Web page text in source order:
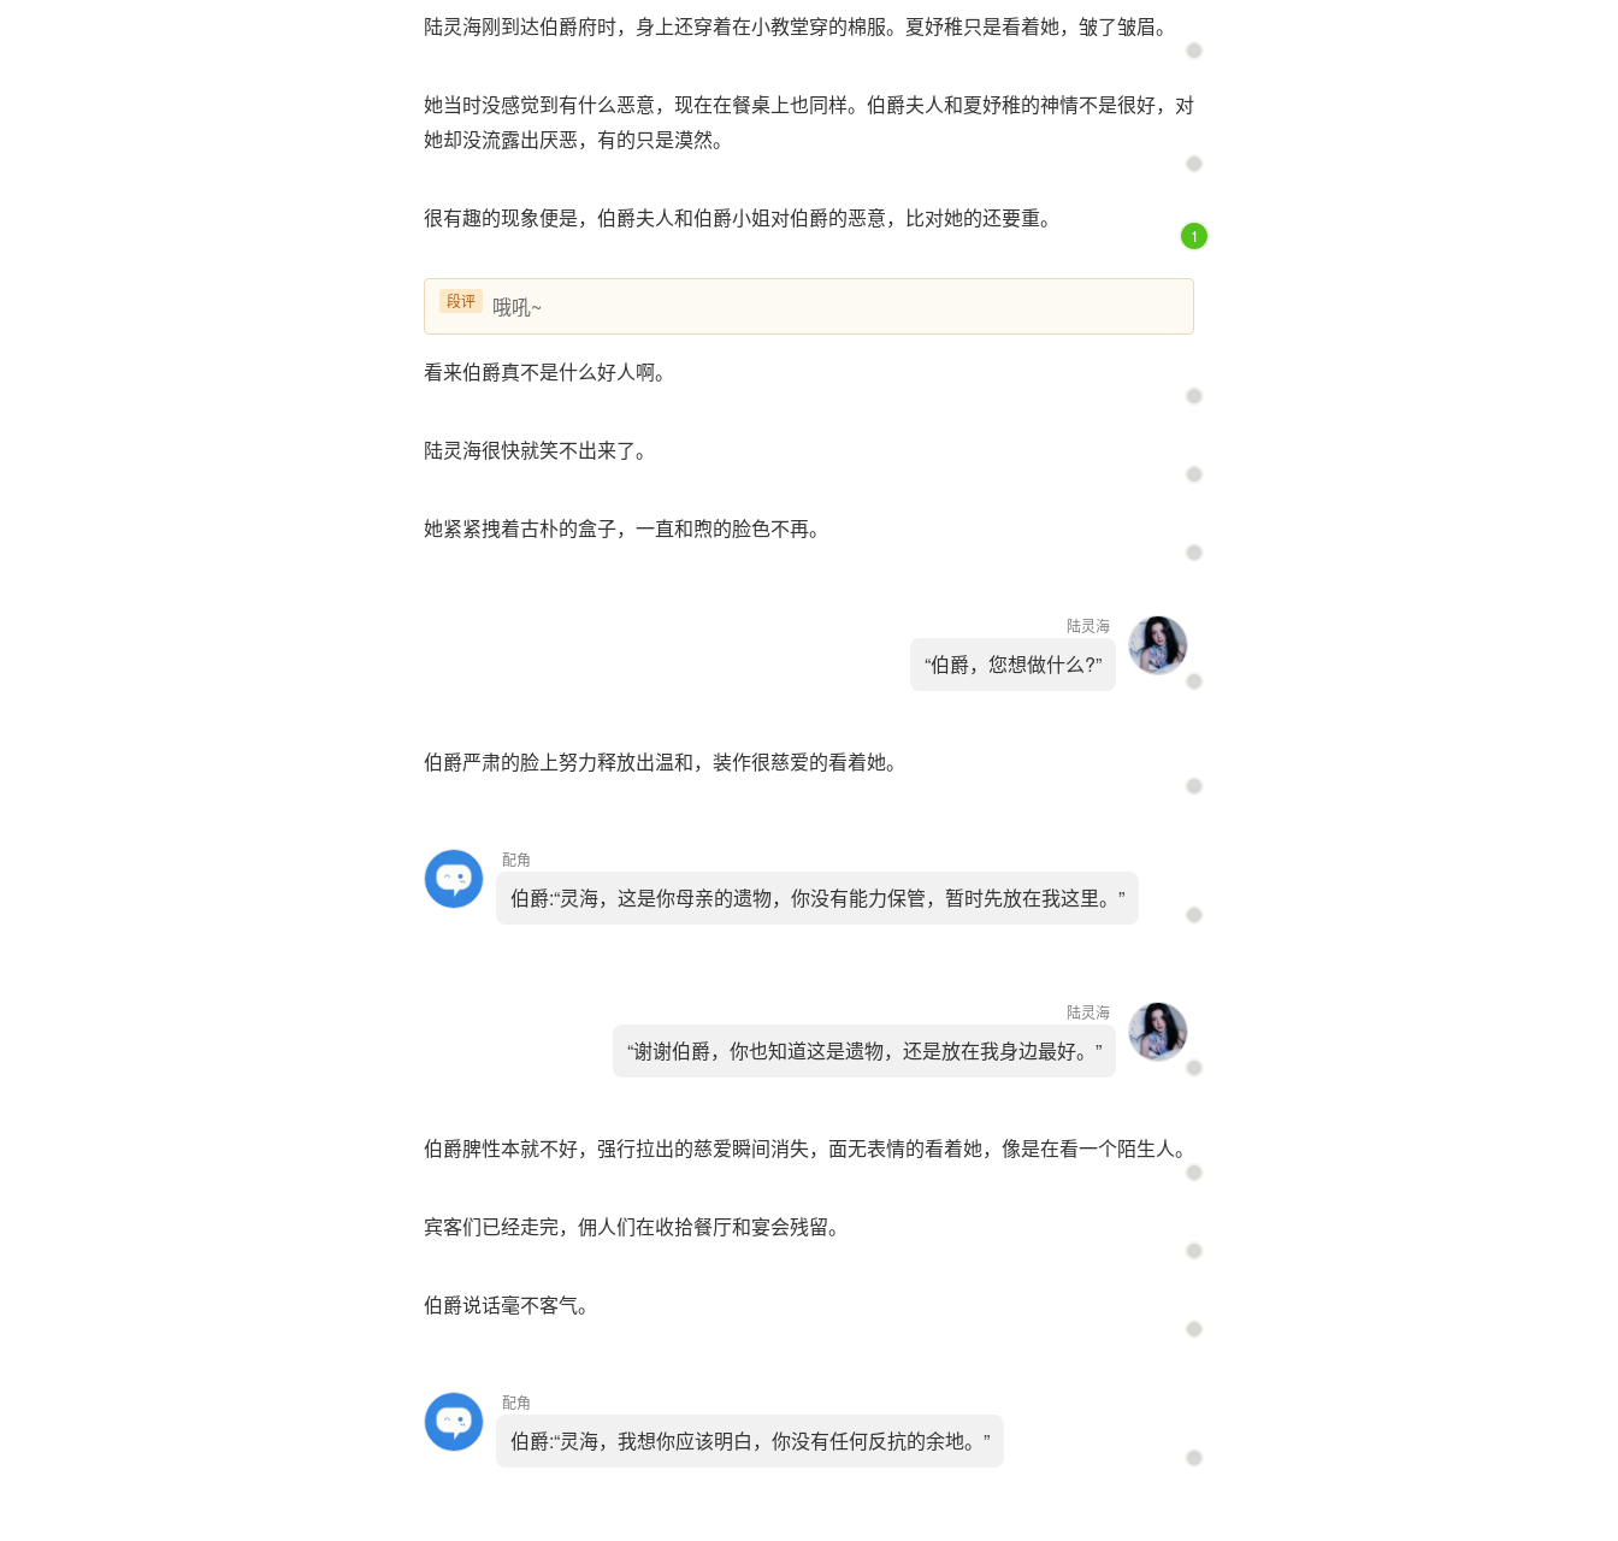
陆灵海刚到达伯爵府时，身上还穿着在小教堂穿的棉服。夏妤稚只是看着她，皱了皱眉。
她当时没感觉到有什么恶意，现在在餐桌上也同样。伯爵夫人和夏妤稚的神情不是很好，对
她却没流露出厌恶，有的只是漠然。
很有趣的现象便是，伯爵夫人和伯爵小姐对伯爵的恶意，比对她的还要重。
1
段评 哦吼~
看来伯爵真不是什么好人啊。
陆灵海很快就笑不出来了。
她紧紧拽着古朴的盒子，一直和煦的脸色不再。
陆灵海
“伯爵，您想做什么?”
伯爵严肃的脸上努力释放出温和，装作很慈爱的看着她。
配角
伯爵:“灵海，这是你母亲的遗物，你没有能力保管，暂时先放在我这里。”
陆灵海
“谢谢伯爵，你也知道这是遗物，还是放在我身边最好。”
伯爵脾性本就不好，强行拉出的慈爱瞬间消失，面无表情的看着她，像是在看一个陌生人。
宾客们已经走完，佣人们在收拾餐厅和宴会残留。
伯爵说话毫不客气。
配角
伯爵:“灵海，我想你应该明白，你没有任何反抗的余地。”